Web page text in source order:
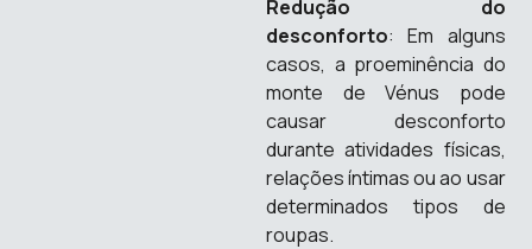
Redução do
desconforto: Em alguns
casos, a proeminência do
monte de Vénus pode
causar desconforto
durante atividades físicas,
relações íntimas ou ao usar
determinados tipos de
roupas.